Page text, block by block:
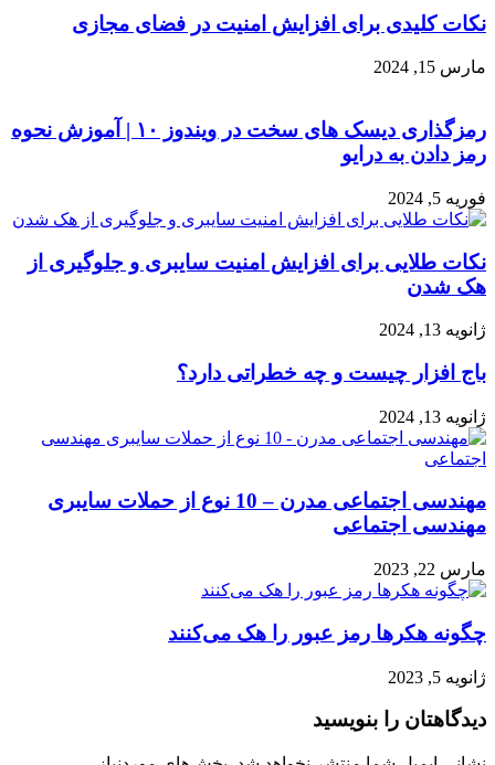
نکات کلیدی برای افزایش امنیت در فضای مجازی
مارس 15, 2024
رمزگذاری دیسک های سخت در ویندوز ۱۰ | آموزش نحوه
رمز دادن به درایو
فوریه 5, 2024
نکات طلایی برای افزایش امنیت سایبری و جلوگیری از
هک شدن
ژانویه 13, 2024
باج افزار چیست و چه خطراتی دارد؟
ژانویه 13, 2024
مهندسی اجتماعی مدرن – 10 نوع از حملات سایبری
مهندسی اجتماعی
مارس 22, 2023
چگونه هکرها رمز عبور را هک می‌کنند
ژانویه 5, 2023
دیدگاهتان را بنویسید